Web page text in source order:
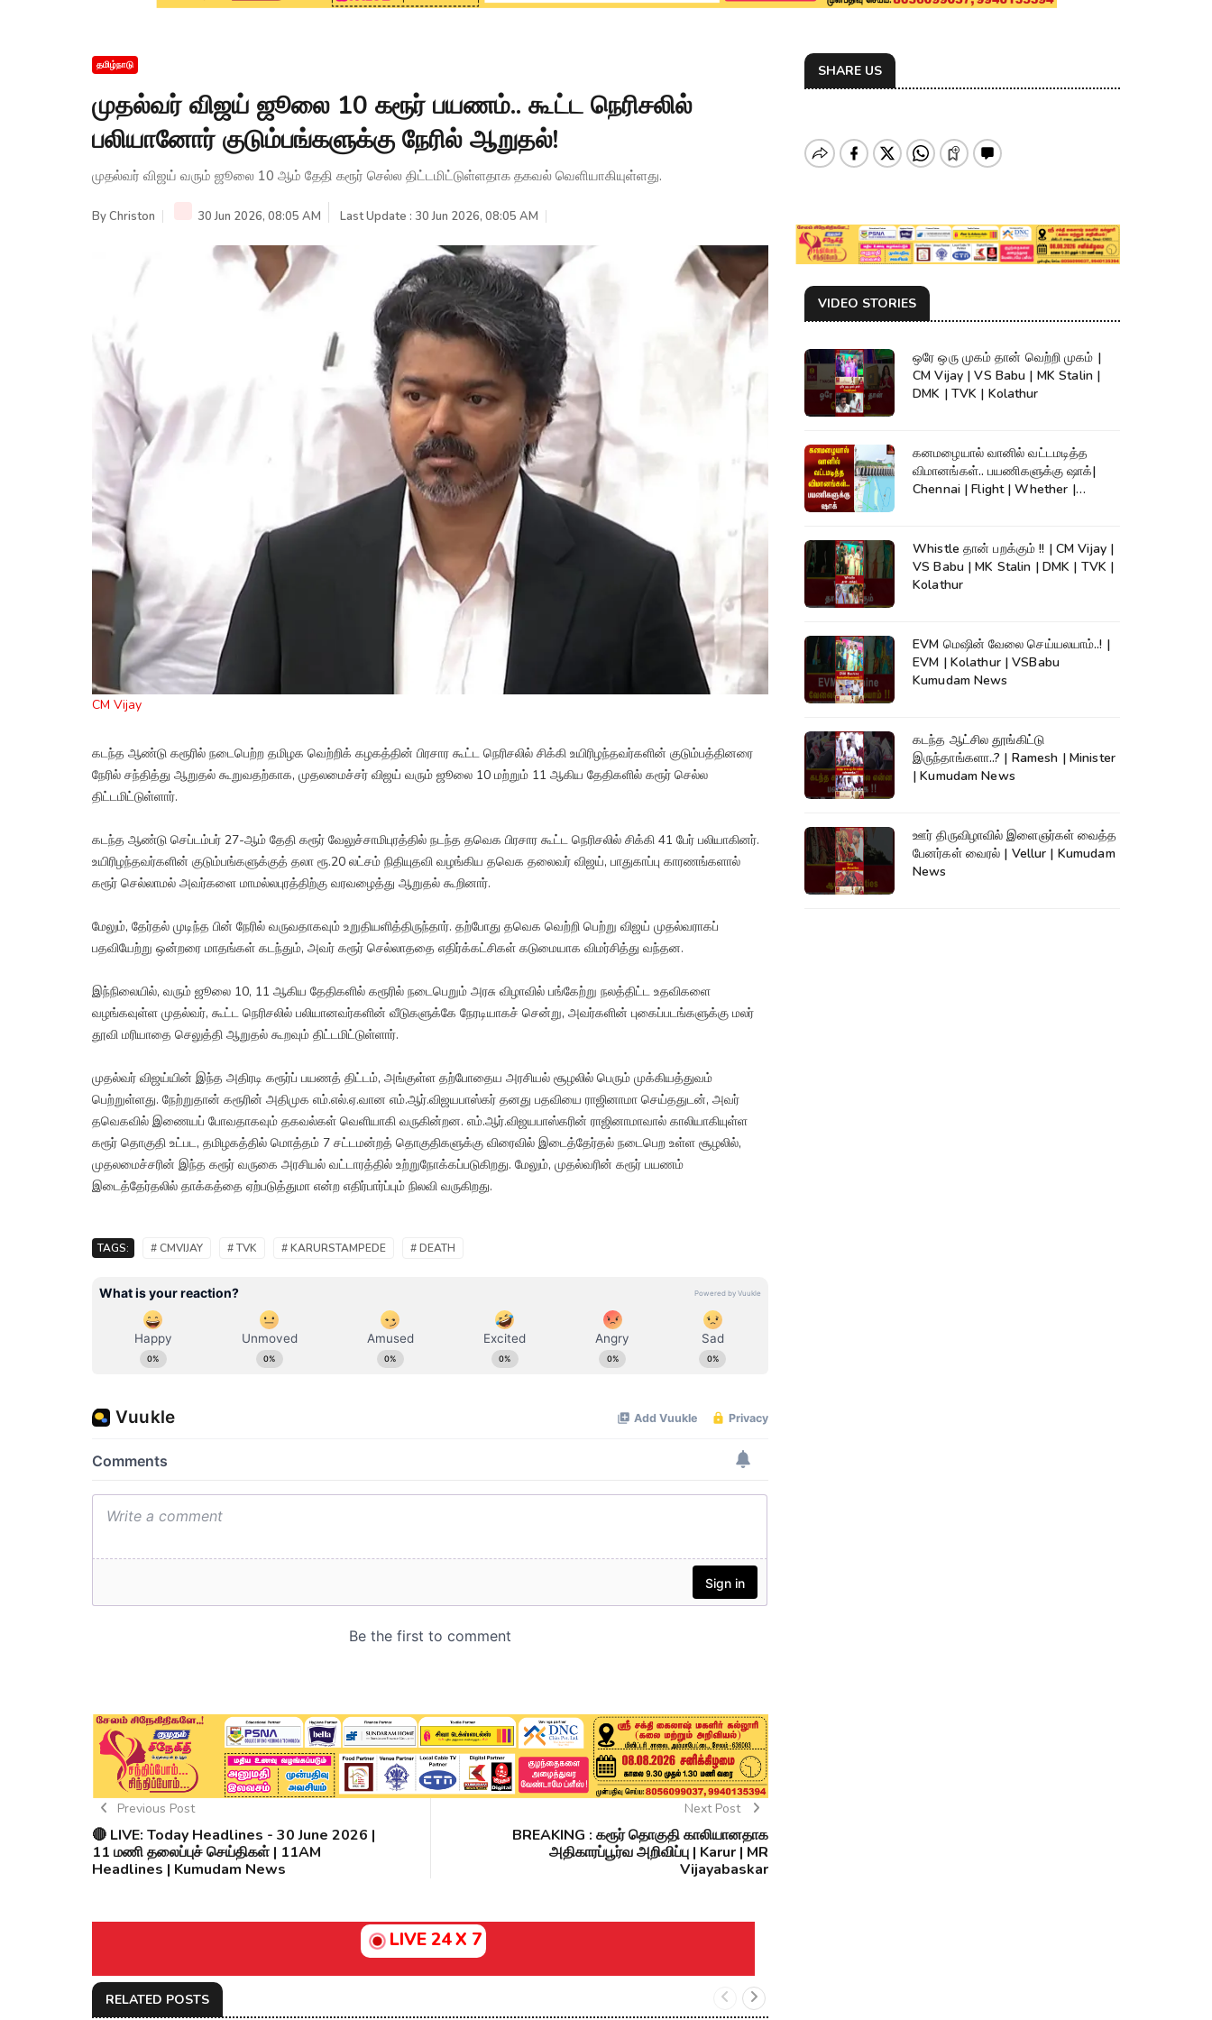
தமிழ்நாடு
முதல்வர் விஜய் ஜூலை 10 கரூர் பயணம்.. கூட்ட நெரிசலில்
பலியானோர் குடும்பங்களுக்கு நேரில் ஆறுதல்!
முதல்வர் விஜய் வரும் ஜூலை 10 ஆம் தேதி கரூர் செல்ல திட்டமிட்டுள்ளதாக தகவல் வெளியாகியுள்ளது.
ByChriston 30 Jun 2026, 08:05 AM Last Update : 30 Jun 2026, 08:05 AM
CM Vijay
கடந்த ஆண்டு கரூரில் நடைபெற்ற தமிழக வெற்றிக் கழகத்தின் பிரசார கூட்ட நெரிசலில் சிக்கி உயிரிழந்தவர்களின் குடும்பத்தினரை
நேரில் சந்தித்து ஆறுதல் கூறுவதற்காக, முதலமைச்சர் விஜய் வரும் ஜூலை 10 மற்றும் 11 ஆகிய தேதிகளில் கரூர் செல்ல
திட்டமிட்டுள்ளார்.
கடந்த ஆண்டு செப்டம்பர் 27-ஆம் தேதி கரூர் வேலுச்சாமிபுரத்தில் நடந்த தவெக பிரசார கூட்ட நெரிசலில் சிக்கி 41 பேர் பலியாகினர்.
உயிரிழந்தவர்களின் குடும்பங்களுக்குத் தலா ரூ.20 லட்சம் நிதியுதவி வழங்கிய தவெக தலைவர் விஜய், பாதுகாப்பு காரணங்களால்
கரூர் செல்லாமல் அவர்களை மாமல்லபுரத்திற்கு வரவழைத்து ஆறுதல் கூறினார்.
மேலும், தேர்தல் முடிந்த பின் நேரில் வருவதாகவும் உறுதியளித்திருந்தார். தற்போது தவெக வெற்றி பெற்று விஜய் முதல்வராகப்
பதவியேற்று ஒன்றரை மாதங்கள் கடந்தும், அவர் கரூர் செல்லாததை எதிர்க்கட்சிகள் கடுமையாக விமர்சித்து வந்தன.
இந்நிலையில், வரும் ஜூலை 10, 11 ஆகிய தேதிகளில் கரூரில் நடைபெறும் அரசு விழாவில் பங்கேற்று நலத்திட்ட உதவிகளை
வழங்கவுள்ள முதல்வர், கூட்ட நெரிசலில் பலியானவர்களின் வீடுகளுக்கே நேரடியாகச் சென்று, அவர்களின் புகைப்படங்களுக்கு மலர்
தூவி மரியாதை செலுத்தி ஆறுதல் கூறவும் திட்டமிட்டுள்ளார்.
முதல்வர் விஜய்யின் இந்த அதிரடி கரூர்ப் பயணத் திட்டம், அங்குள்ள தற்போதைய அரசியல் சூழலில் பெரும் முக்கியத்துவம்
பெற்றுள்ளது. நேற்றுதான் கரூரின் அதிமுக எம்.எல்.ஏ.வான எம்.ஆர்.விஜயபாஸ்கர் தனது பதவியை ராஜினாமா செய்ததுடன், அவர்
தவெகவில் இணையப் போவதாகவும் தகவல்கள் வெளியாகி வருகின்றன. எம்.ஆர்.விஜயபாஸ்கரின் ராஜினாமாவால் காலியாகியுள்ள
கரூர் தொகுதி உட்பட, தமிழகத்தில் மொத்தம் 7 சட்டமன்றத் தொகுதிகளுக்கு விரைவில் இடைத்தேர்தல் நடைபெற உள்ள சூழலில்,
முதலமைச்சரின் இந்த கரூர் வருகை அரசியல் வட்டாரத்தில் உற்றுநோக்கப்படுகிறது. மேலும், முதல்வரின் கரூர் பயணம்
இடைத்தேர்தலில் தாக்கத்தை ஏற்படுத்துமா என்ற எதிர்பார்ப்பும் நிலவி வருகிறது.
TAGS: # CMVIJAY # TVK # KARURSTAMPEDE # DEATH
Previous Post
🔴 LIVE: Today Headlines - 30 June 2026 |
11 மணி தலைப்புச் செய்திகள் | 11AM
Headlines | Kumudam News
Next Post
BREAKING : கரூர் தொகுதி காலியானதாக
அதிகாரப்பூர்வ அறிவிப்பு | Karur | MR
Vijayabaskar
LIVE 24 X 7
RELATED POSTS
SHARE US
VIDEO STORIES
ஒரே ஒரு முகம் தான் வெற்றி முகம் |
CM Vijay | VS Babu | MK Stalin |
DMK | TVK | Kolathur
கனமழையால் வானில் வட்டமடித்த
விமானங்கள்.. பயணிகளுக்கு ஷாக்|
Chennai | Flight | Whether |
Whistle தான் பறக்கும் !! | CM Vijay |
VS Babu | MK Stalin | DMK | TVK |
Kolathur
EVM மெஷின் வேலை செய்யலயாம்..! |
EVM | Kolathur | VSBabu
Kumudam News
கடந்த ஆட்சில தூங்கிட்டு
இருந்தாங்களா..? | Ramesh | Minister
| Kumudam News
ஊர் திருவிழாவில் இளைஞர்கள் வைத்த
பேனர்கள் வைரல் | Vellur | Kumudam
News